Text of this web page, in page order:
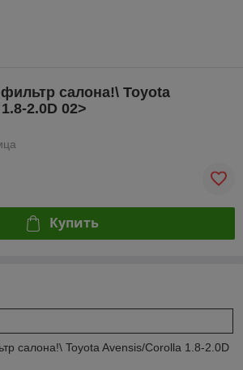
салона!\ Toyota
2.0D 02>
Купить
салона!\ Toyota Avensis/Corolla 1.8-2.0D